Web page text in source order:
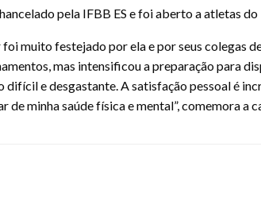
pela IFBB ES e foi aberto a atletas do
muito festejado por ela e por seus colegas
mas intensificou a preparação para
difícil e desgastante. A satisfação pessoal é
de minha saúde física e mental”, comemora a